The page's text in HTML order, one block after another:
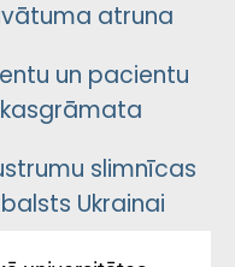
atruna
un pacientu
slimnīcas
Ukrainai